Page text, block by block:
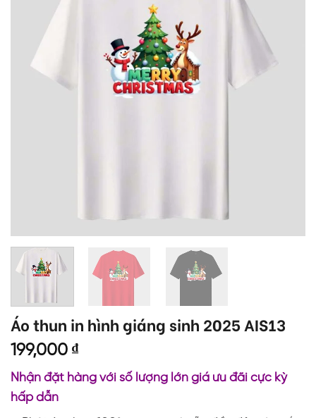
Áo thun in hình giáng sinh 2025 AIS13
199,000 ₫
Nhận đặt hàng với số lượng lớn giá ưu đãi cực kỳ
hấp dẫn